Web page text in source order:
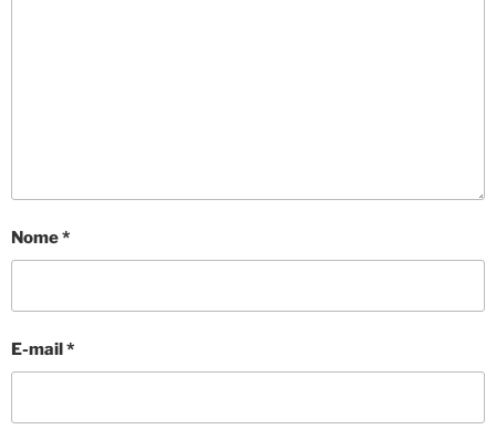
Nome*
E-mail*